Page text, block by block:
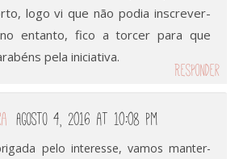
logo vi que não podia inscrever-
entanto, fico a torcer para que
pela iniciativa.
Responder
Agosto 4, 2016 at 10:08 pm
pelo interesse, vamos manter-